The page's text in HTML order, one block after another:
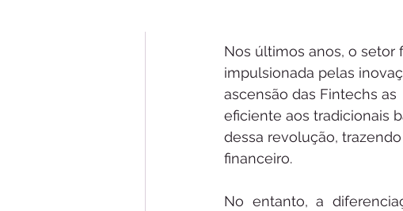
Nos últimos anos, o setor
impulsionada pelas
ascensão das Fintechs as
eficiente aos tradicionais
dessa revolução,
financeiro.
No entanto, a